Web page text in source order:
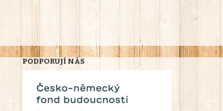
PODPORUJÍ NÁS